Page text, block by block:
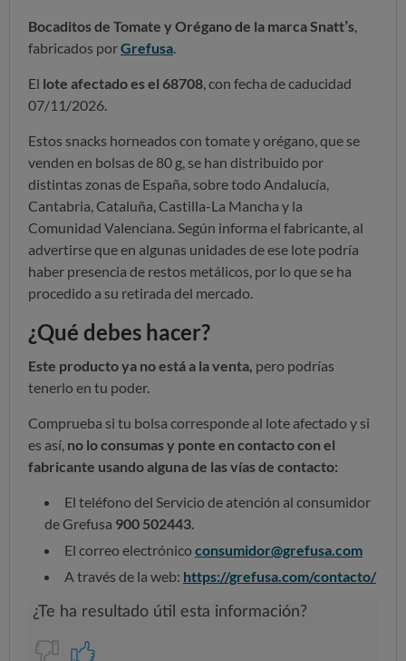
Bocaditos de Tomate y Orégano de la marca Snatt’s
fabricados porGrefusa
El lote afectado es el 68708 , con fecha de caducidad
07/11/2026.
Estos snacks horneados con tomate y orégano, que se
venden en bolsas de 80 g, se han distribuido por
distintas zonas de España, sobre todo Andalucía,
Cantabria, Cataluña, Castilla-La Mancha y la
Comunidad Valenciana. Según informa el fabricante, al
advertirse que en algunas unidades de ese lote podría
haber presencia de restos metálicos, por lo que se ha
procedido a su retirada del mercado.
¿Qué debes hacer?
Este producto ya no está a la venta, pero podrías
tenerlo en tu poder.
Comprueba si tu bolsa corresponde al lote afectado y si
es así, no lo consumas y ponte en contacto con el
fabricante usando alguna de las vías de contacto:
El teléfono del Servicio de atención al consumidor
de Grefusa 900 502443
El correo electrónico consumidor@grefusa.com
A través de la web: https://grefusa.com/contacto/